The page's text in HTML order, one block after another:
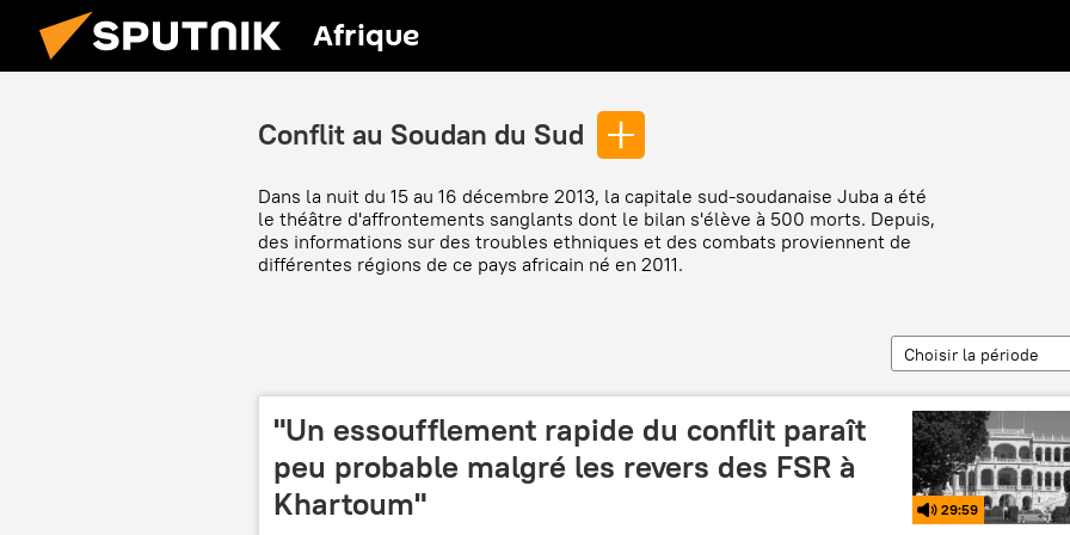
Afrique
Conflit au Soudan du Sud
Dans la nuit du 15 au 16 décembre 2013, la capitale sud-soudanaise Juba a été
le théâtre d'affrontements sanglants dont le bilan s'élève à 500 morts. Depuis,
des informations sur des troubles ethniques et des combats proviennent de
différentes régions de ce pays africain né en 2011.
Choisir la période
"Un essoufflement rapide du conflit paraît
peu probable malgré les revers des FSR à
Khartoum"
29:59